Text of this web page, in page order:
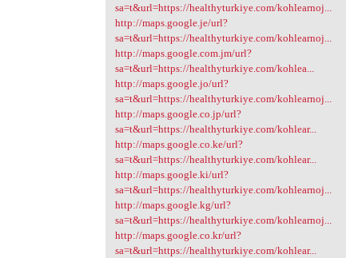
sa=t&url=https://healthyturkiye.com/kohlearnoj...
http://maps.google.je/url?
sa=t&url=https://healthyturkiye.com/kohlearnoj...
http://maps.google.com.jm/url?
sa=t&url=https://healthyturkiye.com/kohlea...
http://maps.google.jo/url?
sa=t&url=https://healthyturkiye.com/kohlearnoj...
http://maps.google.co.jp/url?
sa=t&url=https://healthyturkiye.com/kohlear...
http://maps.google.co.ke/url?
sa=t&url=https://healthyturkiye.com/kohlear...
http://maps.google.ki/url?
sa=t&url=https://healthyturkiye.com/kohlearnoj...
http://maps.google.kg/url?
sa=t&url=https://healthyturkiye.com/kohlearnoj...
http://maps.google.co.kr/url?
sa=t&url=https://healthyturkiye.com/kohlear...